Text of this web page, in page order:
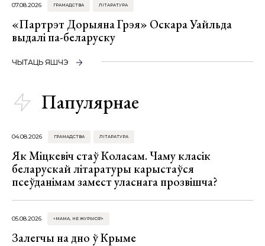
07.08.2026 ГРАМАДСТВА ЛІТАРАТУРА
«Партрэт Дорыяна Грэя» Оскара Уайльда
выдалі па-беларуску
ЧЫТАЦЬ ЯШЧЭ
Папулярнае
04.08.2026 ГРАМАДСТВА ЛІТАРАТУРА
Як Міцкевіч стаў Коласам. Чаму класік
беларускай літаратуры карыстаўся
псеўданімам замест уласнага прозвішча?
05.08.2026 «МАМА, НЕ ЖУРЫСЯ!»
Залегчы на дно ў Крыме